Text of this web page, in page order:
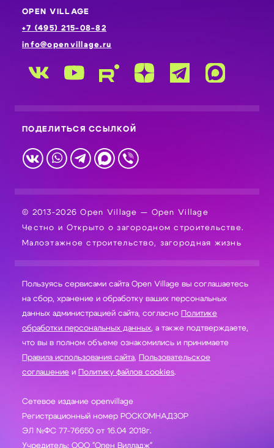
OPEN VILLAGE
+7 (495) 215-08-82
info@openvillage.ru
ПОДЕЛИТЬСЯ ССЫЛКОЙ
© 2013-2026 Open Village — Open Village
Честно и Открыто о загородном строительстве.
Малоэтажное строительство, загородная жизнь
Пользуясь сервисами сайта Open Village вы соглашаетесь
на сбор, хранение и обработку ваших персональных
данных администрацией сайта, согласно Политике
обработки персональных данных, а также подтверждаете,
что вы в полном объеме ознакомились и принимаете
Правила использования сайта, Пользовательское
соглашение и Политику файлов cookies.
Сетевое издание openvillage
Регистрационный номер РОСКОМНАДЗОР
ЭЛ №ФС 77-76650 от 16.04 2018г.
Учредитель: ООО "Опен Вилладж"